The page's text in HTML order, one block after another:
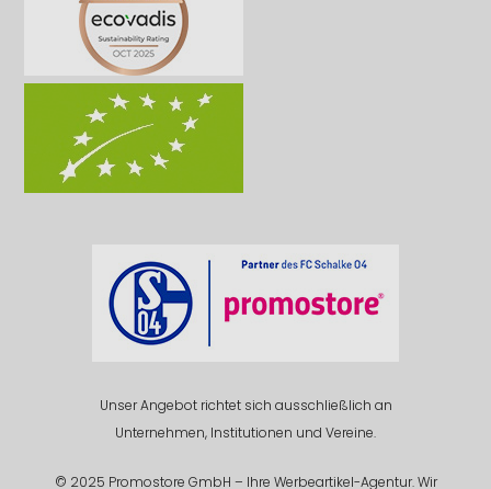
Unser Angebot richtet sich ausschließlich an
Unternehmen, Institutionen und Vereine.
© 2025 Promostore GmbH – Ihre Werbeartikel-Agentur. Wir